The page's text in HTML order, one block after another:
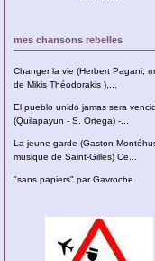
mes chansons rebelles
Changer la vie (Herbert Pagani,
de Mikis Théodorakis ),...
El pueblo unido jamas sera
(Quilapayun - S. Ortega) -...
La jeune garde (Gaston
musique de Saint-Gilles) Ce...
"sans papiers" par Gavroche